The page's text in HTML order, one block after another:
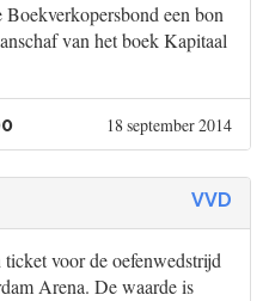
een bon
van het boek Kapitaal
18 september 2014
VVD
voor de oefenwedstrijd
Arena. De waarde is